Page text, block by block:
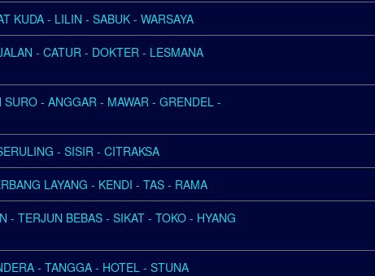
KUDA - LILIN - SABUK - WARSAYA
- CATUR - DOKTER - LESMANA
- ANGGAR - MAWAR - GRENDEL -
- SISIR - CITRAKSA
LAYANG - KENDI - TAS - RAMA
- TERJUN BEBAS - SIKAT - TOKO - HYANG
- TANGGA - HOTEL - STUNA